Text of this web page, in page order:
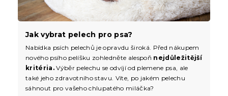
Jak vybrat pelech pro psa?
Nabídka psích pelechů je opravdu široká. Před nákupem
nového psího pelíšku zohledněte alespoň nejdůležitější
kritéria. Výběr pelechu se odvíjí od plemene psa, ale
také jeho zdravotního stavu. Víte, po jakém pelechu
sáhnout pro vašeho chlupatého miláčka?